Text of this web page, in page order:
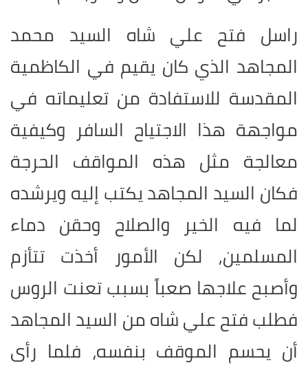
راسل فتح علي شاه السيد محمد
المجاهد الذي كان يقيم في الكاظمية
المقدسة للاستفادة من تعليماته في
مواجهة هذا الاجتياح السافر وكيفية
معالجة مثل هذه المواقف الحرجة
فكان السيد المجاهد يكتب إليه ويرشده
لما فيه الخير والصلاح وحقن دماء
المسلمين, لكن الأمور أخذت تتأزم
وأصبح علاجها صعباً بسبب تعنت الروس
فطلب فتح علي شاه من السيد المجاهد
أن يحسم الموقف بنفسه، فلما رأى